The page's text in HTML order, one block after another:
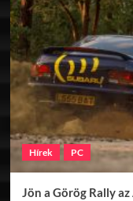
Hírek PC
Jön a Görög Rally